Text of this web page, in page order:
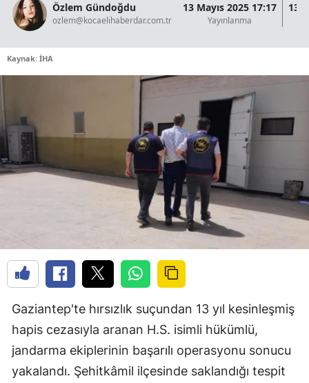
Özlem Gündoğdu
ozlem@kocaelihaberdar.com.tr
13 Mayıs 2025 17:17
Yayınlanma
13
Kaynak: İHA
Gaziantep'te hırsızlık suçundan 13 yıl kesinleşmiş
hapis cezasıyla aranan H.S. isimli hükümlü,
jandarma ekiplerinin başarılı operasyonu sonucu
yakalandı. Şehitkâmil ilçesinde saklandığı tespit